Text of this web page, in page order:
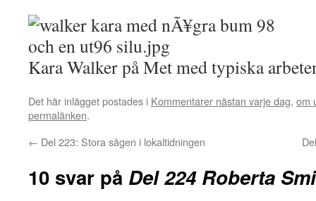
Kara Walker på Met med typiska
Det här inlägget postades i Kommentarer nästan varje dag, om
permalänken.
← Del 223: Stora sågen i lokaltidningen
10 svar på Del 224 Roberta